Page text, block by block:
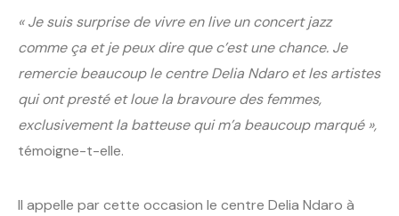
« Je suis surprise de vivre en live un concert jazz
comme ça et je peux dire que c’est une chance. Je
remercie beaucoup le centre Delia Ndaro et les artistes
qui ont presté et loue la bravoure des femmes,
exclusivement la batteuse qui m’a beaucoup marqué »,
témoigne-t-elle.
Il appelle par cette occasion le centre Delia Ndaro à